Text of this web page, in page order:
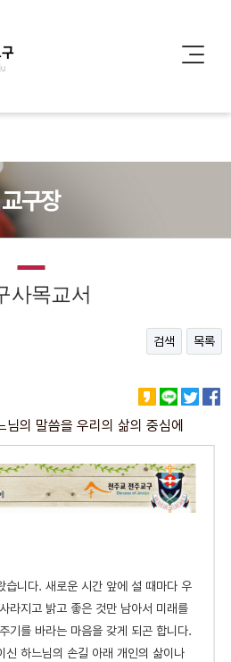
교구장
사목교서
검색 목록
의 말씀을 우리의 삶의 중심에
습니다. 새로운 시간 앞에 설 때마다 우
라지고 밝고 좋은 것만 남아서 미래를
기를 바라는 마음을 갖게 되곤 합니다.
신 하느님의 손길 아래 개인의 삶이나